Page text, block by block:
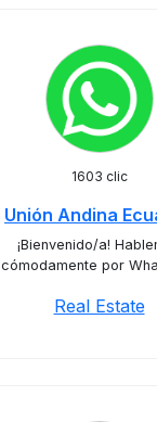
1603 clic
Unión Andina
¡Bienvenido/a!
cómodamente por
Real Estate